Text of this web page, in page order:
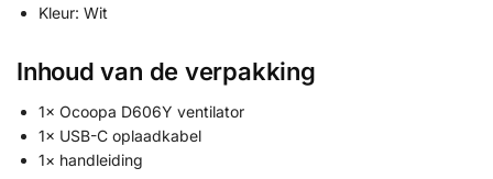
Kleur: Wit
Inhoud van de verpakking
1× Ocoopa D606Y ventilator
1× USB-C oplaadkabel
1× handleiding